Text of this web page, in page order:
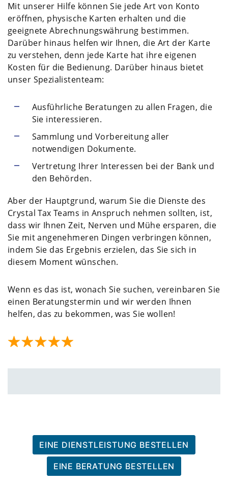
Mit unserer Hilfe können Sie jede Art von Konto
eröffnen, physische Karten erhalten und die
geeignete Abrechnungswährung bestimmen.
Darüber hinaus helfen wir Ihnen, die Art der Karte
zu verstehen, denn jede Karte hat ihre eigenen
Kosten für die Bedienung. Darüber hinaus bietet
unser Spezialistenteam:
Ausführliche Beratungen zu allen Fragen, die
Sie interessieren.
Sammlung und Vorbereitung aller
notwendigen Dokumente.
Vertretung Ihrer Interessen bei der Bank und
den Behörden.
Aber der Hauptgrund, warum Sie die Dienste des
Crystal Tax Teams in Anspruch nehmen sollten, ist,
dass wir Ihnen Zeit, Nerven und Mühe ersparen, die
Sie mit angenehmeren Dingen verbringen können,
indem Sie das Ergebnis erzielen, das Sie sich in
diesem Moment wünschen.
Wenn es das ist, wonach Sie suchen, vereinbaren Sie
einen Beratungstermin und wir werden Ihnen
helfen, das zu bekommen, was Sie wollen!
EINE DIENSTLEISTUNG BESTELLEN
EINE BERATUNG BESTELLEN